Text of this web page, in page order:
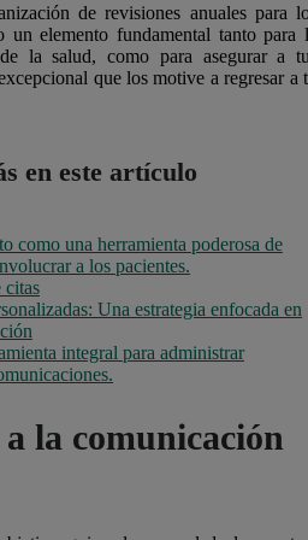
de revisiones anuales para
un elemento fundamental tanto para
la salud, como para asegurar a
que los motive a regresar a
en este artículo
como una herramienta poderosa de
a los pacientes.
citas
Una estrategia enfocada en
integral para administrar
la comunicación